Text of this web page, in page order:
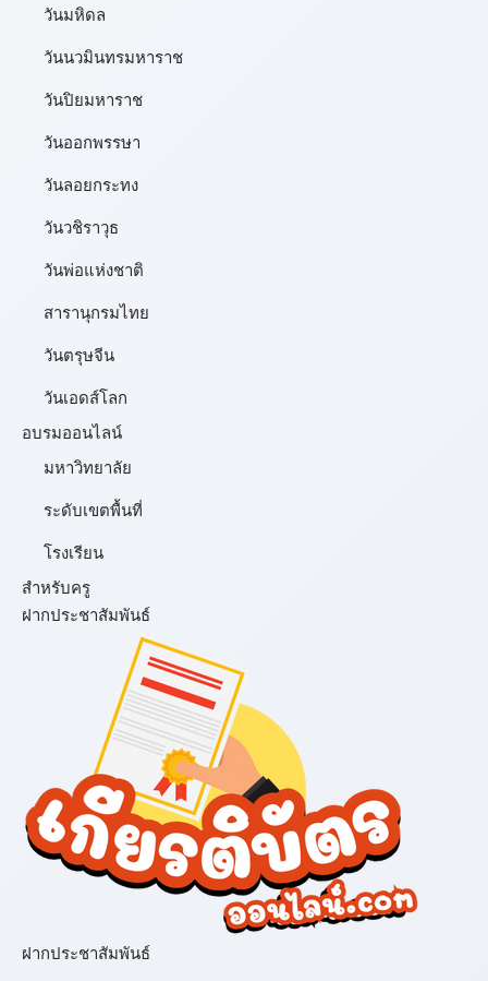
วันมหิดล
วันนวมินทรมหาราช
วันปิยมหาราช
วันออกพรรษา
วันลอยกระทง
วันวชิราวุธ
วันพ่อแห่งชาติ
สารานุกรมไทย
วันตรุษจีน
วันเอดส์โลก
อบรมออนไลน์
มหาวิทยาลัย
ระดับเขตพื้นที่
โรงเรียน
สำหรับครู
ฝากประชาสัมพันธ์
ฝากประชาสัมพันธ์